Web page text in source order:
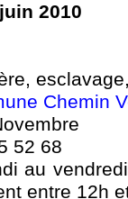
2010
Chemin
52 68
au
entre 12h